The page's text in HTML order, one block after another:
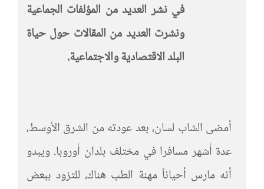
في نشر العديد من المؤلفات الجماعية
ونشرت العديد من المقالات حول حياة
البلد الاقتصادية والاجتماعية.
أمضى الشاب لسان، بعد عودته من الشرق الأوسط،
عدة أشهر مسافرا في مختلف بلدان أوروبا. ويبدو
أنه مارس أحياناً مهنة الطب هناك، للتزود ببعض